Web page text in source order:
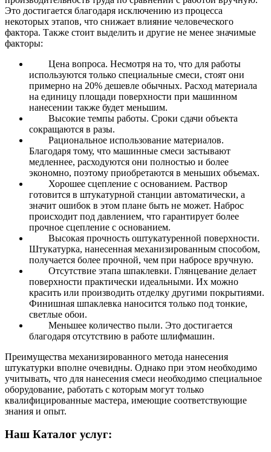
Это достигается благодаря исключению из процесса
некоторых этапов, что снижает влияние человеческого
фактора. Также стоит выделить и другие не менее значимые
факторы:
Цена вопроса. Несмотря на то, что для работы
используются только специальные смеси, стоят они
примерно на 20% дешевле обычных. Расход материала
на единицу площади поверхности при машинном
нанесении также будет меньшим.
Высокие темпы работы. Сроки сдачи объекта
сокращаются в разы.
Рациональное использование материалов.
Благодаря тому, что машинные смеси застывают
медленнее, расходуются они полностью и более
экономно, поэтому приобретаются в меньших объемах.
Хорошее сцепление с основанием. Раствор
готовится в штукатурной станции автоматически, а
значит ошибок в этом плане быть не может. Наброс
происходит под давлением, что гарантирует более
прочное сцепление с основанием.
Высокая прочность оштукатуренной поверхности.
Штукатурка, нанесенная механизированным способом,
получается более прочной, чем при набросе вручную.
Отсутствие этапа шпаклевки. Глянцевание делает
поверхности практически идеальными. Их можно
красить или производить отделку другими покрытиями.
Финишная шпаклевка наносится только под тонкие,
светлые обои.
Меньшее количество пыли. Это достигается
благодаря отсутствию в работе шлифмашин.
Преимущества механизированного метода нанесения
штукатурки вполне очевидны. Однако при этом необходимо
учитывать, что для нанесения смеси необходимо специальное
оборудование, работать с которым могут только
квалифицированные мастера, имеющие соответствующие
знания и опыт.
Наш Каталог услуг: